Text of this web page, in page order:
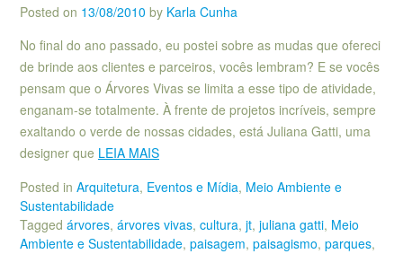
Posted on 13/08/2010 by Karla Cunha
No final do ano passado, eu postei sobre as mudas que ofereci
de brinde aos clientes e parceiros, vocês lembram? E se vocês
pensam que o Árvores Vivas se limita a esse tipo de atividade,
enganam-se totalmente. À frente de projetos incríveis, sempre
exaltando o verde de nossas cidades, está Juliana Gatti, uma
designer que LEIA MAIS
Posted in Arquitetura, Eventos e Mídia, Meio Ambiente e
Sustentabilidade
Tagged árvores, árvores vivas, cultura, jt, juliana gatti, Meio
Ambiente e Sustentabilidade, paisagem, paisagismo, parques,